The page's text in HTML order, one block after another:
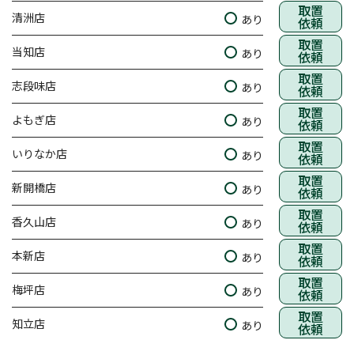
清洲店 あり 取置
依頼
当知店 あり 取置
依頼
志段味店 あり 取置
依頼
よもぎ店 あり 取置
依頼
いりなか店 あり 取置
依頼
新開橋店 あり 取置
依頼
香久山店 あり 取置
依頼
本新店 あり 取置
依頼
梅坪店 あり 取置
依頼
知立店 あり 取置
依頼